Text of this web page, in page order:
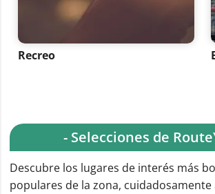
Recreo
- Selecciones de
Descubre los lugares de interés más
populares de la zona,